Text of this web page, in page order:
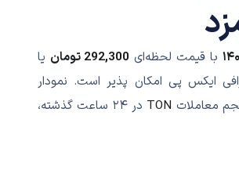
با قیمت لحظه‌ای 292,300 تومان یا
ایکس پی امکان پذیر است. نمودار
معاملات TON
در ۲۴ ساعت گذشته،